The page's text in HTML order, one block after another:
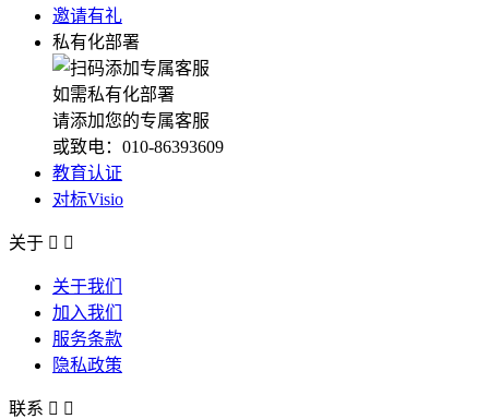
邀请有礼
私有化部署
如需私有化部署
请添加您的专属客服
或致电：010-86393609
教育认证
对标Visio
关于  
关于我们
加入我们
服务条款
隐私政策
联系  